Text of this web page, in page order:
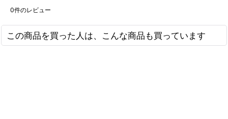
0件のレビュー
この商品を買った人は、こんな商品も買っています